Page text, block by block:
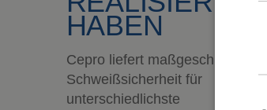
HABEN
Cepro liefert maßgeschneiderte
Schweißsicherheit für
unterschiedlichste